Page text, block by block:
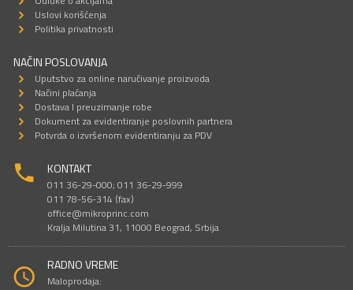
Uslovi korišćenja
Politika privatnosti
NAČIN POSLOVANJA
Uputstvo za online naručivanje proizvoda
Načini plaćanja
Dostava I preuzimanje robe
Dokument za evidentiranje poslovnih partnera
Potvrda o izvršenom evidentiranju za PDV
KONTAKT
011 36-29-000; 011 36-29-999
011 78-56-314 (fax)
office@mikroprinc.com
Kralja Milutina 31, 11000 Beograd, Srbija
RADNO VREME
Maloprodaja: